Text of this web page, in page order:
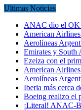
Ultimas Noticias
ANAC dio el OK
American
Aerolíneas
Emirates y South
Ezeiza con el
American
Aerolíneas
Iberia más cerca
Boeing realizo el
¡Literal! ANAC-